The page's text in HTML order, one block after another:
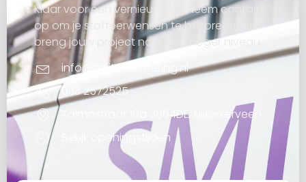
Klaar voor een vernieuwing? Neem contact
op om je stoffeerwensen te bespreken en
breng jouw project naar een hoger niveau.
info@smits-stoffering.nl
033 2572525
Talmastraat 10a 3864DE, Nijkerkerveen
Bekijk openingstijden